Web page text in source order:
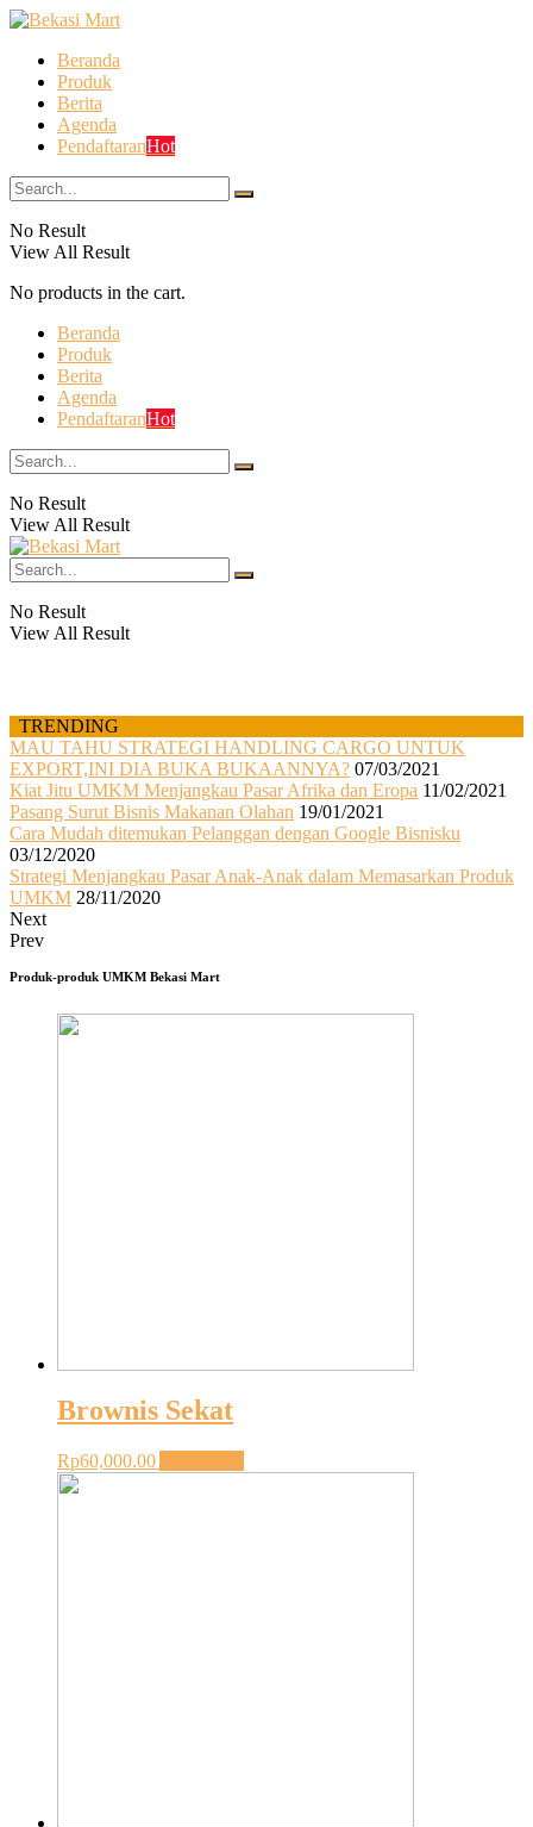
Beranda
Produk
Berita
Agenda
PendaftaranHot
No Result
View All Result
No products in the cart.
Beranda
Produk
Berita
Agenda
PendaftaranHot
No Result
View All Result
No Result
View All Result
TRENDING
MAU TAHU STRATEGI HANDLING CARGO UNTUK
EXPORT,INI DIA BUKA BUKAANNYA? 07/03/2021
Kiat Jitu UMKM Menjangkau Pasar Afrika dan Eropa 11/02/2021
Pasang Surut Bisnis Makanan Olahan 19/01/2021
Cara Mudah ditemukan Pelanggan dengan Google Bisnisku
03/12/2020
Strategi Menjangkau Pasar Anak-Anak dalam Memasarkan Produk
UMKM 28/11/2020
Next
Prev
Produk-produk UMKM Bekasi Mart
Brownis Sekat
Rp60,000.00